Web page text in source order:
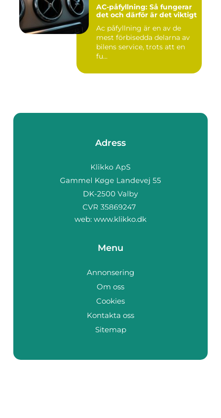
AC-påfyllning: Så fungerar
det och därför är det viktigt
Ac påfyllning är en av de
mest förbisedda delarna av
bilens service, trots att en
fu...
Adress
web: www.klikko.dk
Menu
Annonsering
Om oss
Cookies
Kontakta oss
Sitemap